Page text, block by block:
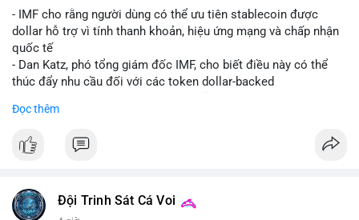
💡 NHẬN ĐỊNH & KHUYẾN NGHỊ: Tâm lý ngắn hạn vẫn tiêu
cực do sợ hãi, nhưng xu hướng coin nhỏ và tin tức AI/NVIDA
có thể tạo cơ hội mua sớm. Cần theo dõi sự thay đổi trong
chính sách crypto Mỹ.
- IMF cho rằng người dùng có thể ưu tiên stablecoin được
dollar hỗ trợ vì tính thanh khoản, hiệu ứng mạng và chấp nhận
quốc tế
- Dan Katz, phó tổng giám đốc IMF, cho biết điều này có thể
thúc đẩy nhu cầu đối với các token dollar-backed
triển stablecoin nội địa
$btc $eth
📰 Nguồn: Cointelegraph
Đọc thêm
Đội Trinh Sát Cá Voi